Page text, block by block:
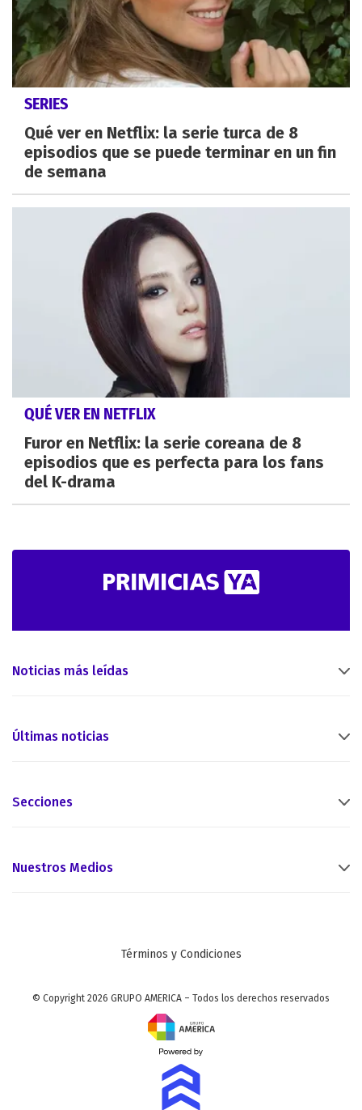
SERIES
Qué ver en Netflix: la serie turca de 8
episodios que se puede terminar en un fin
de semana
QUÉ VER EN NETFLIX
Furor en Netflix: la serie coreana de 8
episodios que es perfecta para los fans
del K-drama
Noticias más leídas
Últimas noticias
Secciones
Nuestros Medios
Términos y Condiciones
© Copyright 2026 GRUPO AMERICA – Todos los derechos reservados